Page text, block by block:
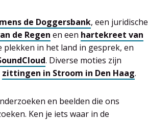
de Doggersbank, een juridische
de Regen en een hartekreet van
plekken in het land in gesprek, en
. Diverse moties zijn
zittingen in Stroom in Den Haag.
en beelden die ons
Ken je iets waar in de